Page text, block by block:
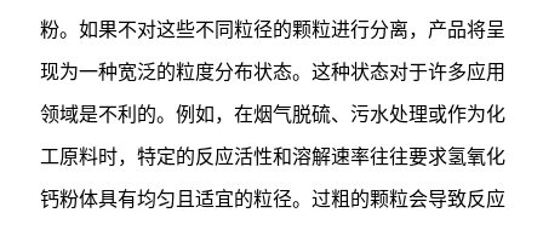
粉。如果不对这些不同粒径的颗粒进行分离，产品将呈
现为一种宽泛的粒度分布状态。这种状态对于许多应用
领域是不利的。例如，在烟气脱硫、污水处理或作为化
工原料时，特定的反应活性和溶解速率往往要求氢氧化
钙粉体具有均匀且适宜的粒径。过粗的颗粒会导致反应